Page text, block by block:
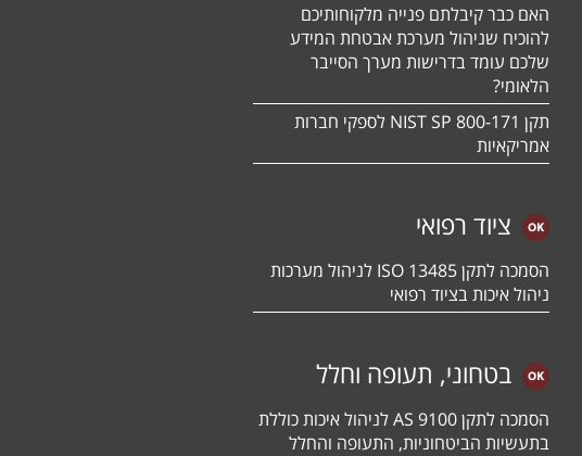
האם כבר קיבלתם פנייה מלקוחותיכם
להוכיח שניהול מערכת אבטחת המידע
שלכם עומד בדרישות מערך הסייבר
הלאומי?
תקן NIST SP 800-171 לספקי חברות
אמריקאיות
ציוד רפואי
הסמכה לתקן 13485 ISO לניהול מערכות
ניהול איכות בציוד רפואי
בטחוני, תעופה וחלל
הסמכה לתקן 9100 AS לניהול איכות כוללת
בתעשיות הביטחוניות, התעופה והחלל